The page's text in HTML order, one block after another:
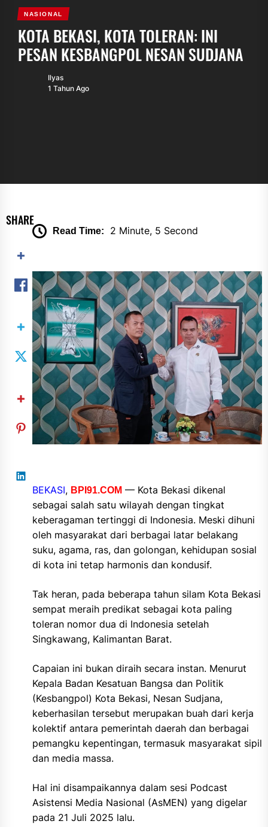
NASIONAL
KOTA BEKASI, KOTA TOLERAN: INI
PESAN KESBANGPOL NESAN SUDJANA
Ilyas
1 Tahun Ago
SHARE
Read Time: 2 Minute, 5 Second
BEKASI, BPI91.COM— Kota Bekasi dikenal
sebagai salah satu wilayah dengan tingkat
keberagaman tertinggi di Indonesia. Meski dihuni
oleh masyarakat dari berbagai latar belakang
suku, agama, ras, dan golongan, kehidupan sosial
di kota ini tetap harmonis dan kondusif.
Tak heran, pada beberapa tahun silam Kota Bekasi
sempat meraih predikat sebagai kota paling
toleran nomor dua di Indonesia setelah
Singkawang, Kalimantan Barat.
Capaian ini bukan diraih secara instan. Menurut
Kepala Badan Kesatuan Bangsa dan Politik
(Kesbangpol) Kota Bekasi, Nesan Sudjana,
keberhasilan tersebut merupakan buah dari kerja
kolektif antara pemerintah daerah dan berbagai
pemangku kepentingan, termasuk masyarakat sipil
dan media massa.
Hal ini disampaikannya dalam sesi Podcast
Asistensi Media Nasional (AsMEN) yang digelar
pada 21 Juli 2025 lalu.